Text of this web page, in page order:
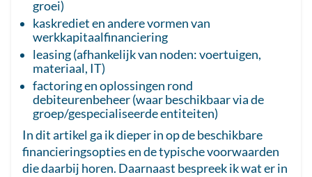
groei)
kaskrediet en andere vormen van
werkkapitaalfinanciering
leasing (afhankelijk van noden: voertuigen,
materiaal, IT)
factoring en oplossingen rond
debiteurenbeheer (waar beschikbaar via de
groep/gespecialiseerde entiteiten)
In dit artikel ga ik dieper in op de beschikbare
financieringsopties en de typische voorwaarden
die daarbij horen. Daarnaast bespreek ik wat er in